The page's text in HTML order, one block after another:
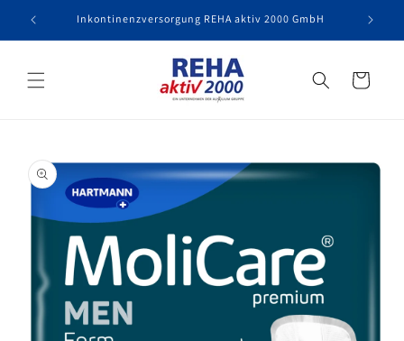
zum
Inkontinenzversorgung REHA aktiv 2000 GmbH